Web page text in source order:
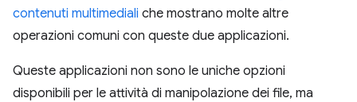
contenuti multimediali che mostrano molte altre
operazioni comuni con queste due applicazioni.
Queste applicazioni non sono le uniche opzioni
disponibili per le attività di manipolazione dei file, ma